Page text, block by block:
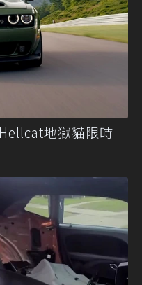
地獄貓限時